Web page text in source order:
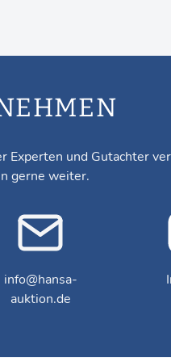
Experten und Gutachter
gerne weiter.
info@hansa-
auktion.de